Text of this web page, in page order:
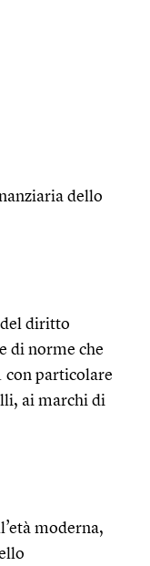
dello
diritto
di norme che
con particolare
ai marchi di
moderna,